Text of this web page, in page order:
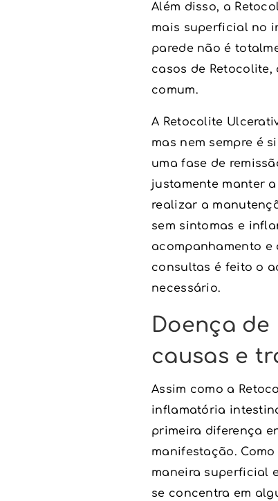
Além disso, a
mais superficial no
parede não é
casos de
comum.
A Retocolite
mas nem sempre é
uma fase de
justamente manter
realizar a
sem sintomas e
acompanhamento e
consultas é feito o
necessário.
Doença de
causas e
Assim como a
inflamatória
primeira diferença
manifestação.
maneira superficial
se concentra em